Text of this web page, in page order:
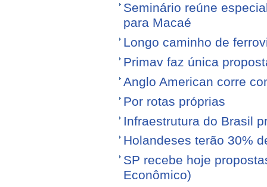
Seminário reúne
para Macaé
Longo caminho de
Primav faz única
Anglo American corre
Por rotas próprias
Infraestrutura do Brasil
Holandeses terão 30%
SP recebe hoje
Econômico)